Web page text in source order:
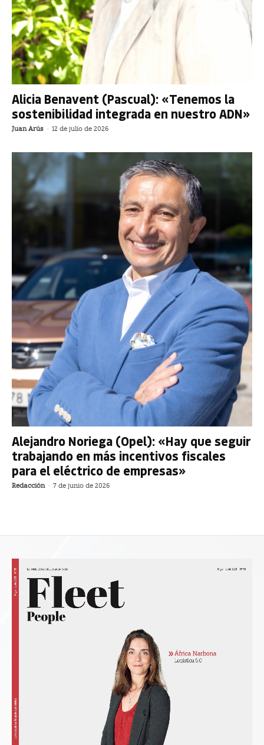
Alicia Benavent (Pascual): «Tenemos la
sostenibilidad integrada en nuestro ADN»
Juan Arús - 12 de julio de 2026
Alejandro Noriega (Opel): «Hay que seguir
trabajando en más incentivos fiscales
para el eléctrico de empresas»
Redacción - 7 de junio de 2026